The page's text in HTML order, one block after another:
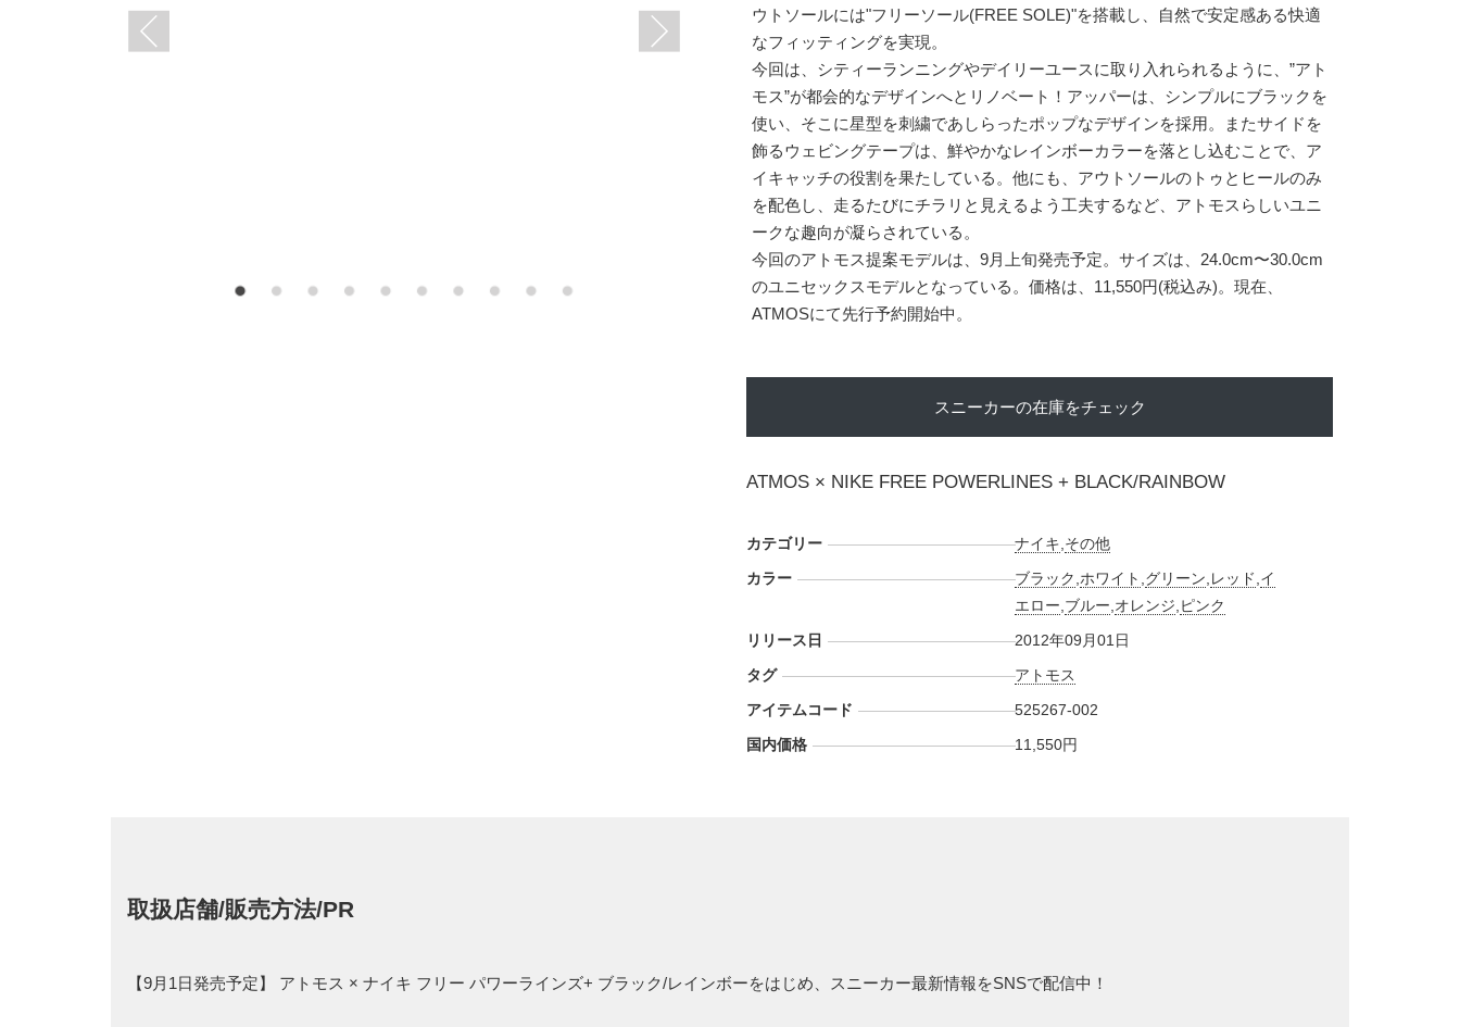
ウトソールには"フリーソール(FREE SOLE)"を搭載し、自然で安定感ある快適
なフィッティングを実現。
今回は、シティーランニングやデイリーユースに取り入れられるように、”アト
モス”が都会的なデザインへとリノベート！アッパーは、シンプルにブラックを
使い、そこに星型を刺繍であしらったポップなデザインを採用。またサイドを
飾るウェビングテープは、鮮やかなレインボーカラーを落とし込むことで、ア
イキャッチの役割を果たしている。他にも、アウトソールのトゥとヒールのみ
を配色し、走るたびにチラリと見えるよう工夫するなど、アトモスらしいユニ
ークな趣向が凝らされている。
今回のアトモス提案モデルは、9月上旬発売予定。サイズは、24.0cm〜30.0cm
のユニセックスモデルとなっている。価格は、11,550円(税込み)。現在、
ATMOSにて先行予約開始中。
スニーカーの在庫をチェック
ATMOS × NIKE FREE POWERLINES + BLACK/RAINBOW
カテゴリー ナイキ その他
カラー
ブラック ホワイト グリーン レッド イ
エロー ブルー オレンジ ピンク
リリース日
2012年09月01日
タグ
アトモス
アイテムコード
525267-002
国内価格
11,550円
取扱店舗/販売方法/PR
【9月1日発売予定】 アトモス × ナイキ フリー パワーラインズ+ ブラック/レインボーをはじめ、スニーカー最新情報をSNSで配信中！